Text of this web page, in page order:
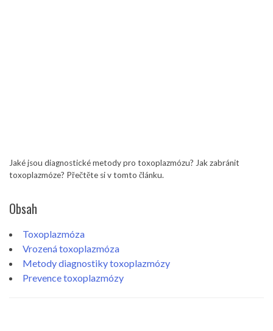
Jaké jsou diagnostické metody pro toxoplazmózu? Jak zabránit
toxoplazmóze? Přečtěte si v tomto článku.
Obsah
Toxoplazmóza
Vrozená toxoplazmóza
Metody diagnostiky toxoplazmózy
Prevence toxoplazmózy